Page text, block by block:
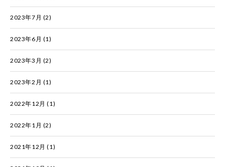
2023年7月 (2)
2023年6月 (1)
2023年3月 (2)
2023年2月 (1)
2022年12月 (1)
2022年1月 (2)
2021年12月 (1)